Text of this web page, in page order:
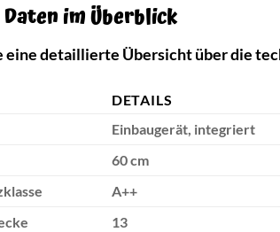
im Überblick
eine detaillierte Übersicht über die
DETAILS
Einbaugerät, integriert
60 cm
A++
13